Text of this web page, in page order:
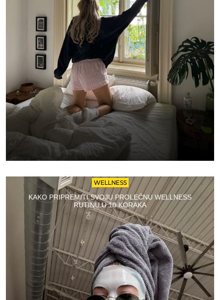
WELLNESS
KAKO PRIPREMITI SVOJU PROLEĆNU WELLNESS
RUTINU U 10 KORAKA